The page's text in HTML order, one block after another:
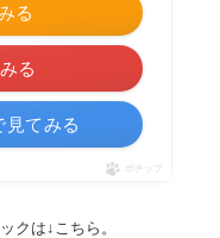
る
る
見てみる
ポチップ
クは↓こちら。